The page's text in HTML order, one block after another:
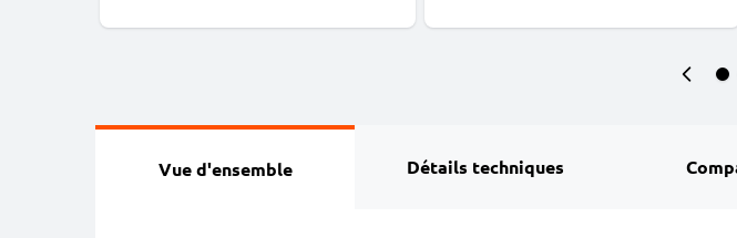
Vue d'ensemble Détails techniques